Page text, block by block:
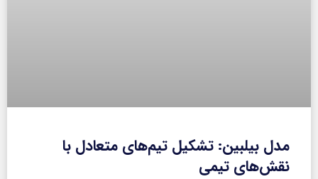
مدل بیلبین: تشکیل تیم‌های متعادل با
نقش‌های تیمی